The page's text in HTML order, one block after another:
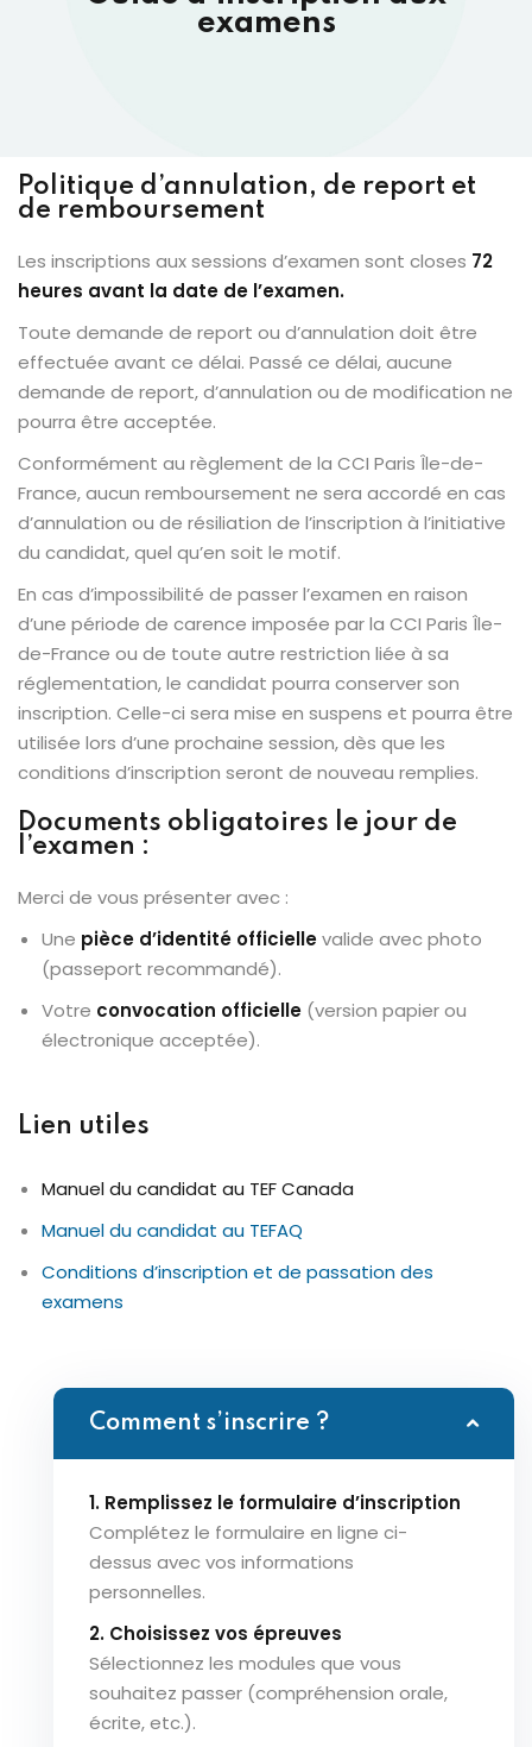
examens
Politique d’annulation, de report et
de remboursement
Les inscriptions aux sessions d’examen sont closes 72
heures avant la date de l’examen.
Toute demande de report ou d’annulation doit être
effectuée avant ce délai. Passé ce délai, aucune
demande de report, d’annulation ou de modification ne
pourra être acceptée.
Conformément au règlement de la CCI Paris Île-de-
France, aucun remboursement ne sera accordé en cas
d’annulation ou de résiliation de l’inscription à l’initiative
du candidat, quel qu’en soit le motif.
En cas d’impossibilité de passer l’examen en raison
d’une période de carence imposée par la CCI Paris Île-
de-France ou de toute autre restriction liée à sa
réglementation, le candidat pourra conserver son
inscription. Celle-ci sera mise en suspens et pourra être
utilisée lors d’une prochaine session, dès que les
conditions d’inscription seront de nouveau remplies.
Documents obligatoires le jour de
l’examen :
Merci de vous présenter avec :
Une pièce d’identité officiellevalide avec photo
(passeport recommandé).
Votre convocation officielle (version papier ou
électronique acceptée).
Lien utiles
Manuel du candidat au TEF Canada
Manuel du candidat au TEFAQ
Conditions d’inscription et de passation des
examens
Comment s’inscrire ?
1. Remplissez le formulaire d’inscription
Complétez le formulaire en ligne ci-
dessus avec vos informations
personnelles.
2. Choisissez vos épreuves
Sélectionnez les modules que vous
souhaitez passer (compréhension orale,
écrite, etc.).